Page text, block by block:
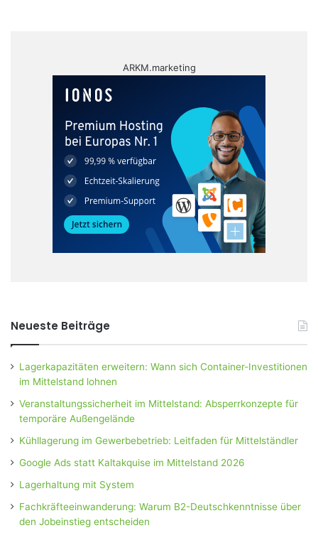
ARKM.marketing
Neueste Beiträge
Lagerkapazitäten erweitern: Wann sich Container-Investitionen
im Mittelstand lohnen
Veranstaltungssicherheit im Mittelstand: Absperrkonzepte für
temporäre Außengelände
Kühllagerung im Gewerbebetrieb: Leitfaden für Mittelständler
Google Ads statt Kaltakquise im Mittelstand 2026
Lagerhaltung mit System
Fachkräfteeinwanderung: Warum B2-Deutschkenntnisse über
den Jobeinstieg entscheiden